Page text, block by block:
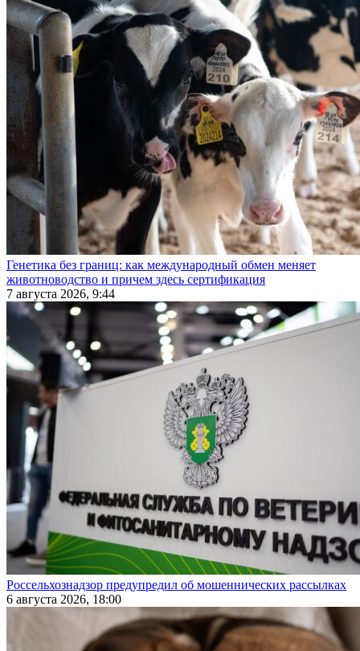
Генетика без границ: как международный обмен меняет
животноводство и причем здесь сертификация
7 августа 2026, 9:44
Россельхознадзор предупредил об мошеннических рассылках
6 августа 2026, 18:00